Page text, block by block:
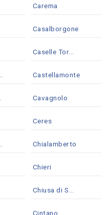
Carema
Casalborgone
Caselle Tor...
Castellamonte
Cavagnolo
Ceres
Chialamberto
Chieri
Chiusa di S...
Cintano